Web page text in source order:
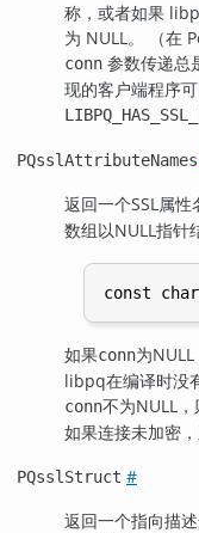
称，或者如果
为 NULL。 （在
conn 参数传递总
现的客户端程序
PQsslAttributeNames
返回一个SSL属
数组以NULL指针
如果conn为
libpq在编译时没
conn不为NULL
如果连接未加密
PQsslStruct #
返回一个指向描